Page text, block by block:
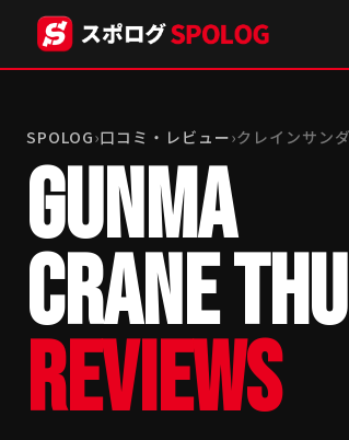
SPOLOG›口コミ・レビュー›クレインサン
GUNMA
CRANE
REVIEWS